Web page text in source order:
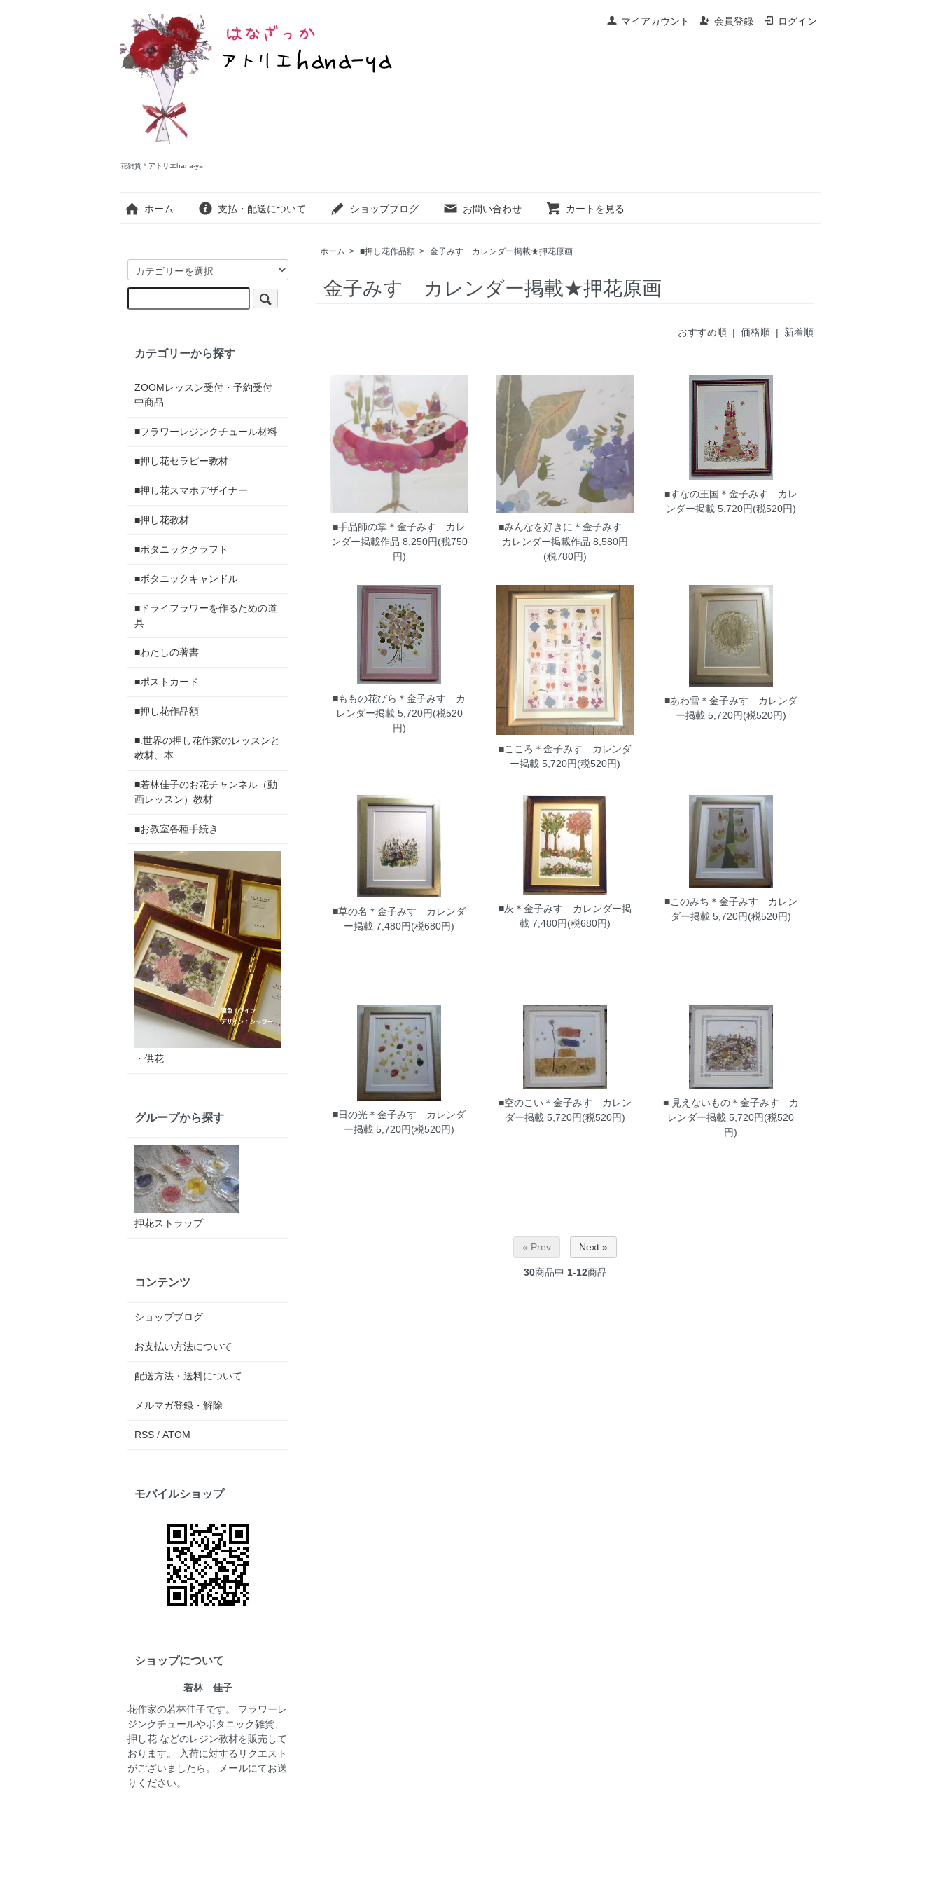
マイアカウント 会員登録 ログイン
花雑貨＊アトリエhana-ya
ホーム 支払・配送について ショップブログ お問い合わせ カートを見る
ホーム > ■押し花作品額 > 金子みすゞカレンダー掲載★押花原画
金子みすゞカレンダー掲載★押花原画
おすすめ順 | 価格順 | 新着順
■手品師の掌＊金子みすゞカレ
ンダー掲載作品 8,250円(税750
円)
■みんなを好きに＊金子みすゞ
カレンダー掲載作品 8,580円
(税780円)
■すなの王国＊金子みすゞカレ
ンダー掲載5,720円(税520円)
■ももの花びら＊金子みすゞカ
レンダー掲載5,720円(税520
円)
■こころ＊金子みすゞカレンダ
ー掲載 5,720円(税520円)
■あわ雪＊金子みすゞカレンダ
ー掲載5,720円(税520円)
■草の名＊金子みすゞカレンダ
ー掲載 7,480円(税680円)
■灰＊金子みすゞカレンダー掲
載7,480円(税680円)
■このみち＊金子みすゞカレン
ダー掲載5,720円(税520円)
■日の光＊金子みすゞカレンダ
ー掲載 5,720円(税520円)
■空のこい＊金子みすゞカレン
ダー掲載5,720円(税520円)
■ 見えないもの＊金子みすゞカ
レンダー掲載 5,720円(税520
円)
« Prev Next »
30商品中 1-12商品
カテゴリーから探す
ZOOMレッスン受付・予約受付
中商品
■フラワーレジンクチュール材料
■押し花セラピー教材
■押し花スマホデザイナー
■押し花教材
■ボタニッククラフト
■ボタニックキャンドル
■ドライフラワーを作るための道
具
■わたしの著書
■ポストカード
■押し花作品額
■.世界の押し花作家のレッスンと
教材、本
■若林佳子のお花チャンネル（動
画レッスン）教材
■お教室各種手続き
・供花
グループから探す
押花ストラップ
コンテンツ
ショップブログ
お支払い方法について
配送方法・送料について
メルマガ登録・解除
RSS / ATOM
モバイルショップ
ショップについて
若林 佳子
花作家の若林佳子です。 フラワーレ
ジンクチュールやボタニック雑貨、
押し花 などのレジン教材を販売して
おります。 入荷に対するリクエスト
がございましたら。 メールにてお送
りください。